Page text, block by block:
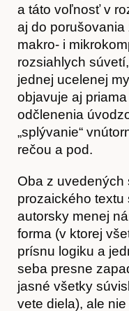
a táto voľnosť v
aj do
makro- i
rozsiahlych
jednej ucelenej
objavuje aj
odčlenenia
„splývanie“
rečou a pod.
Oba z
prozaického
autorsky menej
forma (v ktorej
prísnu logiku a
seba presne
jasné všetky
vete diela), ale